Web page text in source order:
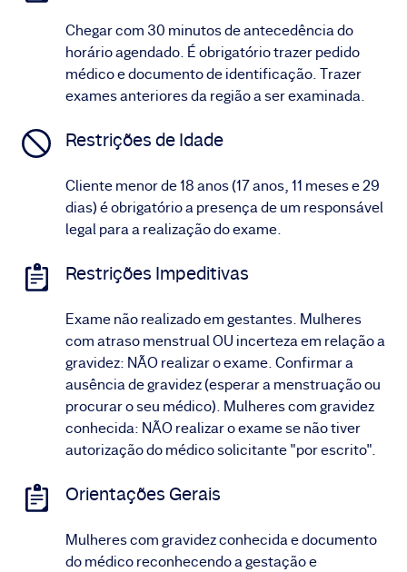
Chegar com 30 minutos de antecedência do
horário agendado. É obrigatório trazer pedido
médico e documento de identificação. Trazer
exames anteriores da região a ser examinada.
Restrições de Idade
Cliente menor de 18 anos (17 anos, 11 meses e 29
dias) é obrigatório a presença de um responsável
legal para a realização do exame.
Restrições Impeditivas
Exame não realizado em gestantes. Mulheres
com atraso menstrual OU incerteza em relação a
gravidez: NÃO realizar o exame. Confirmar a
ausência de gravidez (esperar a menstruação ou
procurar o seu médico). Mulheres com gravidez
conhecida: NÃO realizar o exame se não tiver
autorização do médico solicitante "por escrito".
Orientações Gerais
Mulheres com gravidez conhecida e documento
do médico reconhecendo a gestação e